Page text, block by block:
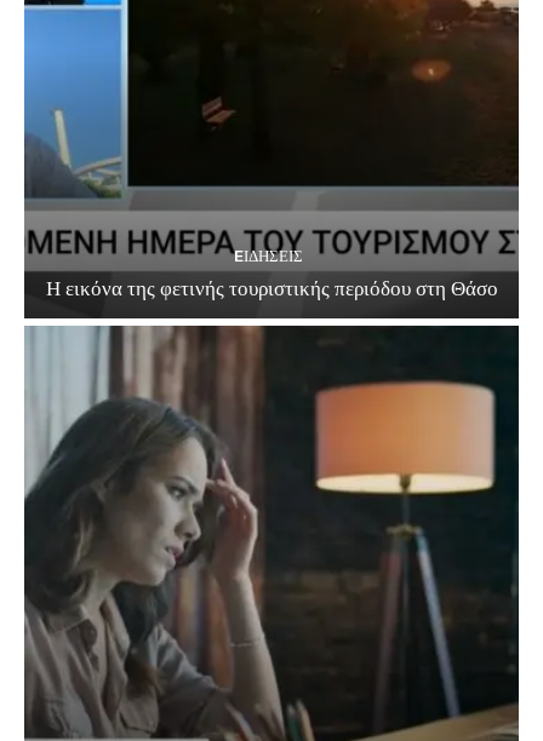
EΙΔΗΣΕΙΣ
Η εικόνα της φετινής τουριστικής περιόδου στη Θάσο